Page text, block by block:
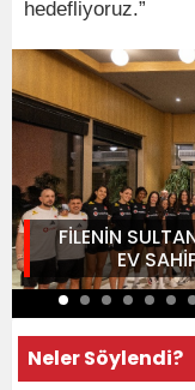
hedefliyoruz.”
FİLENİN
EV
Neler Söylendi?